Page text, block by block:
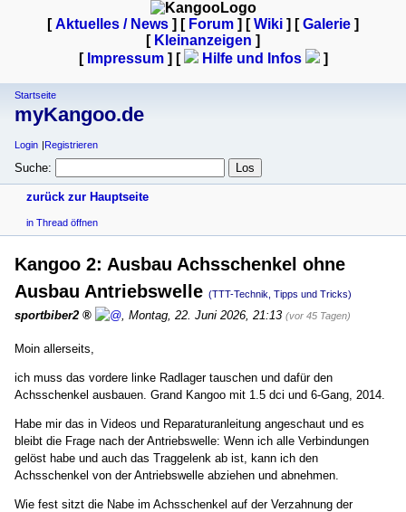
[Aktuelles / News ] [ Forum ] [Wiki ] [Galerie ]
[ Kleinanzeigen ]
[ Impressum] [ Hilfe und Infos ]
Startseite
myKangoo.de
Login Registrieren
Suche:
zurück zur Hauptseite
in Thread öffnen
Kangoo 2: Ausbau Achsschenkel ohne
Ausbau Antriebswelle (TTT-Technik, Tipps und Tricks)
sportbiber2 Montag, 22. Juni 2026, 21:13 (vor 45 Tagen)
Moin allerseits,
ich muss das vordere linke Radlager tauschen und dafür den
Achsschenkel ausbauen. Grand Kangoo mit 1.5 dci und 6-Gang, 2014.
Habe mir das in Videos und Reparaturanleitung angeschaut und es
bleibt die Frage nach der Antriebswelle: Wenn ich alle Verbindungen
gelöst habe und auch das Traggelenk ab ist, kann ich den
Achsschenkel von der Antriebswelle abziehen und abnehmen.
Wie fest sitzt die Nabe im Achsschenkel auf der Verzahnung der